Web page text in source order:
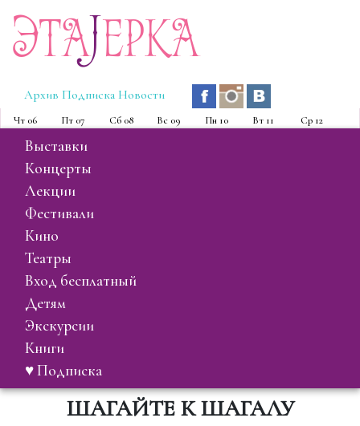
ЭтаJерка
Архив Подписка Новости
Чт 06 Пт 07 Сб 08 Вс 09 Пн 10 Вт 11 Ср 12
выставки
концерты
лекции
фестивали
кино
театры
вход бесплатный
детям
экскурсии
книги
♥ Подписка
ШАГАЙТЕ К ШАГАЛУ